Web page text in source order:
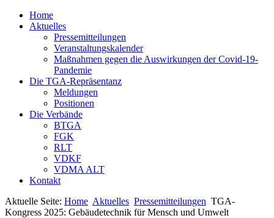
Home
Aktuelles
Pressemitteilungen
Veranstaltungskalender
Maßnahmen gegen die Auswirkungen der Covid-19-
Pandemie
Die TGA-Repräsentanz
Meldungen
Positionen
Die Verbände
BTGA
FGK
RLT
VDKF
VDMA ALT
Kontakt
Aktuelle Seite: Home Aktuelles Pressemitteilungen TGA-
Kongress 2025: Gebäudetechnik für Mensch und Umwelt